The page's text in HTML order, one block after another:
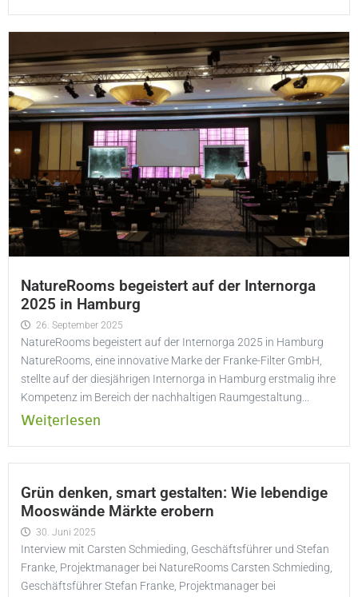
NatureRooms begeistert auf der Internorga
2025 in Hamburg
26. September 2025
NatureRooms begeistert auf der Internorga 2025 in Hamburg
NatureRooms, eine innovative Marke der Franke-Filter GmbH,
stellte auf der diesjährigen Internorga in Hamburg erstmalig ihre
Kompetenz im Bereich der nachhaltigen Raumgestaltung...
Weiterlesen
Grün denken, smart gestalten: Wie lebendige
Mooswände Märkte erobern
30. Juni 2025
Interview mit Carsten Schmieding, Geschäftsführer und Stefan
Franke, Projektmanager bei NatureRooms Carsten Schmieding,
Geschäftsführer Stefan Franke, Projektmanager bei